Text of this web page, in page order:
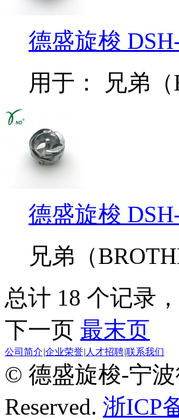
德盛旋梭
用于： 兄弟
德盛旋梭
兄弟（
总计 18 个记录
下一页 最末页
公司简介|企业荣誉| 人才招聘|联系我们
© 德盛旋梭-宁
Reserved. 浙ICP